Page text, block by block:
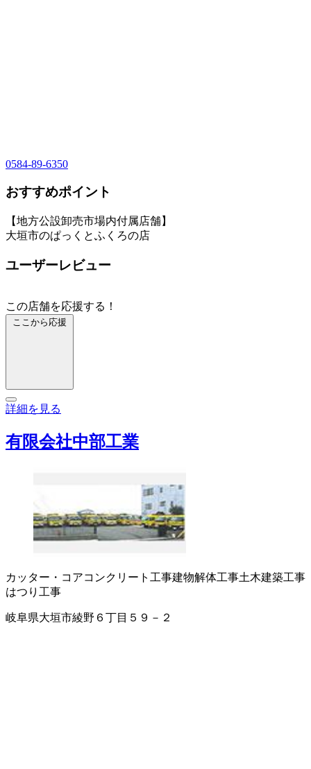
0584-89-6350
おすすめポイント
【地方公設卸売市場内付属店舗】
大垣市のぱっくとふくろの店
ユーザーレビュー
この店舗を応援する！
ここから応援
詳細を見る
有限会社中部工業
カッター・コアコンクリート工事建物解体工事土木建築工事
はつり工事
岐阜県大垣市綾野６丁目５９－２